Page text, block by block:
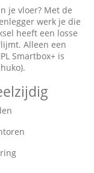
je vloer? Met de
werk je die
heeft een losse
Alleen een
Smartbox+ is